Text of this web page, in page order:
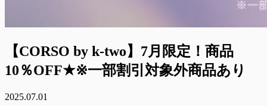
【CORSO by k-two】7月限定！商品
10％OFF★※一部割引対象外商品あり
2025.07.01